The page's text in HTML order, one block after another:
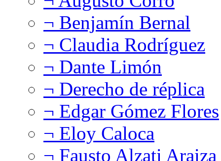
¬ Benjamín Bernal
¬ Claudia Rodríguez
¬ Dante Limón
¬ Derecho de réplica
¬ Edgar Gómez Flores
¬ Eloy Caloca
¬ Fausto Alzati Araiza